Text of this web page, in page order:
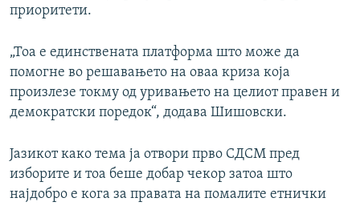
приоритети.
„Тоа е единствената платформа што може да
помогне во решавањето на оваа криза која
произлезе токму од уривањето на целиот правен и
демократски поредок“, додава Шишовски.
Јазикот како тема ја отвори прво СДСМ пред
изборите и тоа беше добар чекор затоа што
најдобро е кога за правата на помалите етнички